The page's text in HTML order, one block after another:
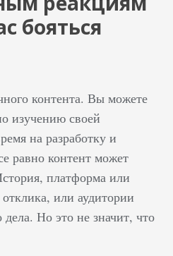
предложения
существуют.&nbsp;
уровень
вовлеченности
пользователей в
Instagram, Twitter и
Facebook вместе взятые
не превышал 0,58%.
Коэффициент открытия
бояться
контента. Вы можете
изучению своей
на разработку и
равно контент может
платформа или
или аудитории
дела. Но это не значит, что